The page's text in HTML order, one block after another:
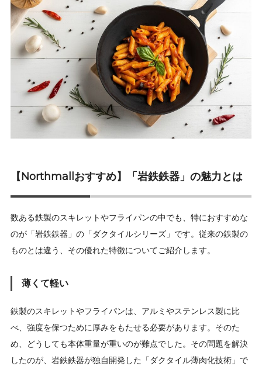
【Northmallおすすめ】「岩鉄鉄器」の魅力とは
数ある鉄製のスキレットやフライパンの中でも、特におすすめな
のが「岩鉄鉄器」の「ダクタイルシリーズ」です。従来の鉄製の
ものとは違う、その優れた特徴についてご紹介します。
薄くて軽い
鉄製のスキレットやフライパンは、アルミやステンレス製に比
べ、強度を保つために厚みをもたせる必要があります。そのた
め、どうしても本体重量が重いのが難点でした。その問題を解決
したのが、岩鉄鉄器が独自開発した「ダクタイル薄肉化技術」で